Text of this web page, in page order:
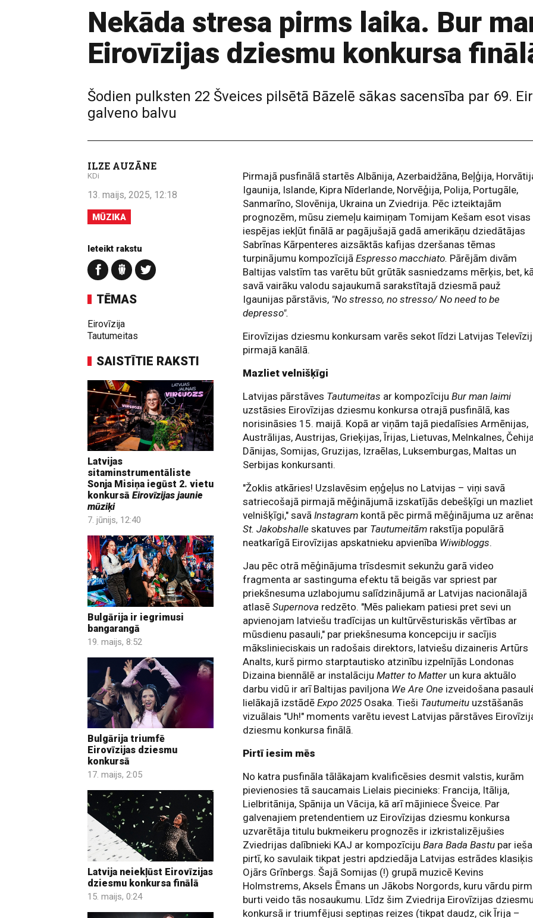
Nekāda stresa pirms laika. Bur
Eirovīzijas dziesmu konkursa
Šodien pulksten 22 Šveices pilsētā Bāzelē sākas sacensība par 69.
galveno balvu
ILZE AUZĀNE
KDi
13. maijs, 2025, 12:18
MŪZIKA
Ieteikt rakstu
TĒMAS
Eirovīzija
Tautumeitas
SAISTĪTIE RAKSTI
Latvijas
sitaminstrumentāliste
Sonja Misiņa iegūst 2. vietu
konkursā Eirovīzijas jaunie
mūziķi
7. jūnijs, 12:40
Bulgārija ir iegrimusi
bangarangā
19. maijs, 8:52
Bulgārija triumfē
Eirovīzijas dziesmu
konkursā
17. maijs, 2:05
Latvija neiekļūst Eirovīzijas
dziesmu konkursa finālā
15. maijs, 0:24
Pirmajā pusfinālā startēs Albānija, Azerbaidžāna, Beļģija,
Igaunija, Islande, Kipra Nīderlande, Norvēģija, Polija, Portugāle,
Sanmarīno, Slovēnija, Ukraina un Zviedrija. Pēc izteiktajām
prognozēm, mūsu ziemeļu kaimiņam Tomijam Kešam esot visas
iespējas iekļūt finālā ar pagājušajā gadā amerikāņu dziedātājas
Sabrīnas Kārpenteres aizsāktās kafijas dzeršanas tēmas
turpinājumu kompozīcijāEspresso macchiato. Pārējām divām
Baltijas valstīm tas varētu būt grūtāk sasniedzams mērķis, bet,
savā vairāku valodu sajaukumā sarakstītajā dziesmā pauž
Igaunijas pārstāvis, "No stresso, no stresso/ No need to be
depresso".
Eirovīzijas dziesmu konkursam varēs sekot līdzi Latvijas
pirmajā kanālā.
Mazliet velnišķīgi
Latvijas pārstāves Tautumeitas ar kompozīcijuBur man laimi
uzstāsies Eirovīzijas dziesmu konkursa otrajā pusfinālā, kas
norisināsies 15. maijā. Kopā ar viņām tajā piedalīsies Armēnijas,
Austrālijas, Austrijas, Grieķijas, Īrijas, Lietuvas, Melnkalnes,
Dānijas, Somijas, Gruzijas, Izraēlas, Luksemburgas, Maltas un
Serbijas konkursanti.
"Žoklis atkāries! Uzslavēsim eņģeļus no Latvijas – viņi savā
satriecošajā pirmajā mēģinājumā izskatījās debešķīgi un mazliet
velnišķīgi," savāInstagram kontā pēc pirmā mēģinājuma uz
St. Jakobshalle skatuves par Tautumeitām rakstīja populārā
neatkarīgā Eirovīzijas apskatnieku apvienība Wiwibloggs.
Jau pēc otrā mēģinājuma trīsdesmit sekunžu garā video
fragmenta ar sastinguma efektu tā beigās var spriest par
priekšnesuma uzlabojumu salīdzinājumā ar Latvijas nacionālajā
atlasēSupernova redzēto. "Mēs paliekam patiesi pret sevi un
apvienojam latviešu tradīcijas un kultūrvēsturiskās vērtības ar
mūsdienu pasauli," par priekšnesuma koncepciju ir sacījis
mākslinieciskais un radošais direktors, latviešu dizaineris Artūrs
Analts, kurš pirmo starptautisko atzinību izpelnījās Londonas
Dizaina biennālē ar instalācijuMatter to Matter un kura aktuālo
darbu vidū ir arī Baltijas paviljona We Are One izveidošana
lielākajā izstādēExpo 2025 Osaka. Tieši Tautumeitu uzstāšanās
vizuālais "Uh!" moments varētu ievest Latvijas pārstāves
dziesmu konkursa finālā.
Pirtī iesim mēs
No katra pusfināla tālākajam kvalificēsies desmit valstis, kurām
pievienosies tā saucamais Lielais piecinieks: Francija, Itālija,
Lielbritānija, Spānija un Vācija, kā arī mājiniece Šveice. Par
galvenajiem pretendentiem uz Eirovīzijas dziesmu konkursa
uzvarētāja titulu bukmeikeru prognozēs ir izkristalizējušies
Zviedrijas dalībnieki KAJ ar kompozīcijuBara Bada Bastu par
pirtī, ko savulaik tikpat jestri apdziedāja Latvijas estrādes klasiķis
Ojārs Grīnbergs. Šajā Somijas (!) grupā muzicē Kevins
Holmstrems, Aksels Ēmans un Jākobs Norgords, kuru vārdu
burti veido tās nosaukumu. Līdz šim Zviedrija Eirovīzijas
konkursā ir triumfējusi septiņas reizes (tikpat daudz, cik Īrija –